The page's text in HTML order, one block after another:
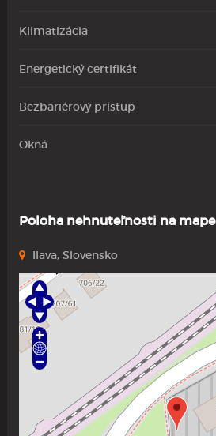
Klimatizácia
Energetický certifikát
Bezbariérový prístup
Okná
Poloha nehnuteľnosti na mape
Ilava, Slovensko